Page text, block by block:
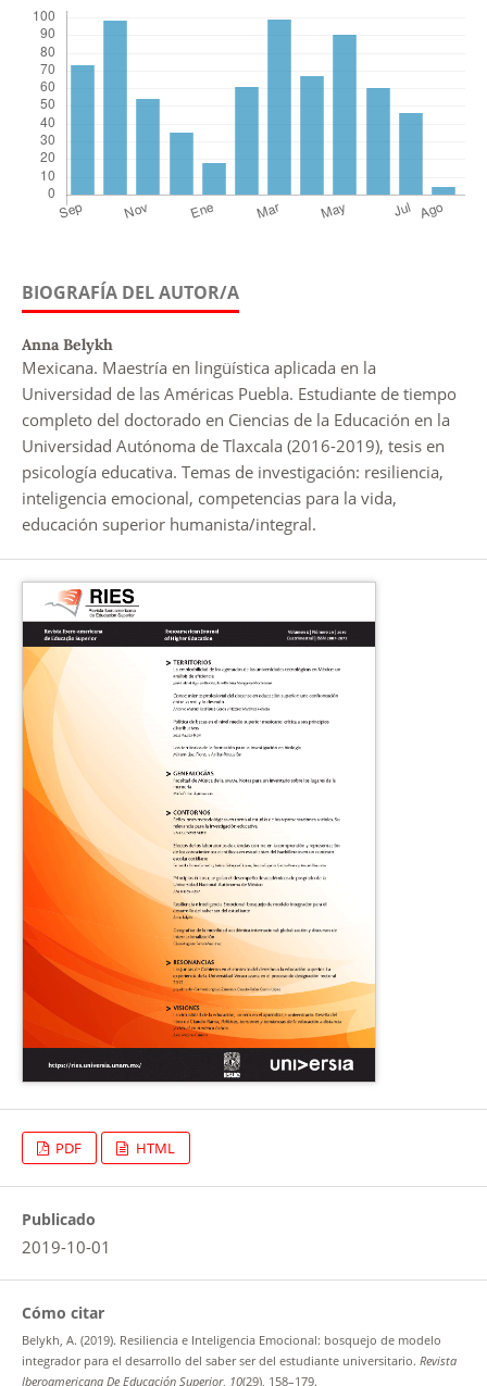
BIOGRAFÍA DEL AUTOR/A
Anna Belykh
Mexicana. Maestría en lingüística aplicada en la
Universidad de las Américas Puebla. Estudiante de tiempo
completo del doctorado en Ciencias de la Educación en la
Universidad Autónoma de Tlaxcala (2016-2019), tesis en
psicología educativa. Temas de investigación: resiliencia,
inteligencia emocional, competencias para la vida,
educación superior humanista/integral.
PDF HTML
Publicado
2019-10-01
Cómo citar
Belykh, A. (2019). Resiliencia e Inteligencia Emocional: bosquejo de modelo
integrador para el desarrollo del saber ser del estudiante universitario. Revista
Iberoamericana De Educación Superior, 10(29), 158–179.